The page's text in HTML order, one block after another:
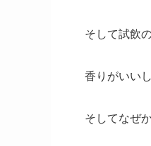
そして試飲
香りがいい
そしてなぜ